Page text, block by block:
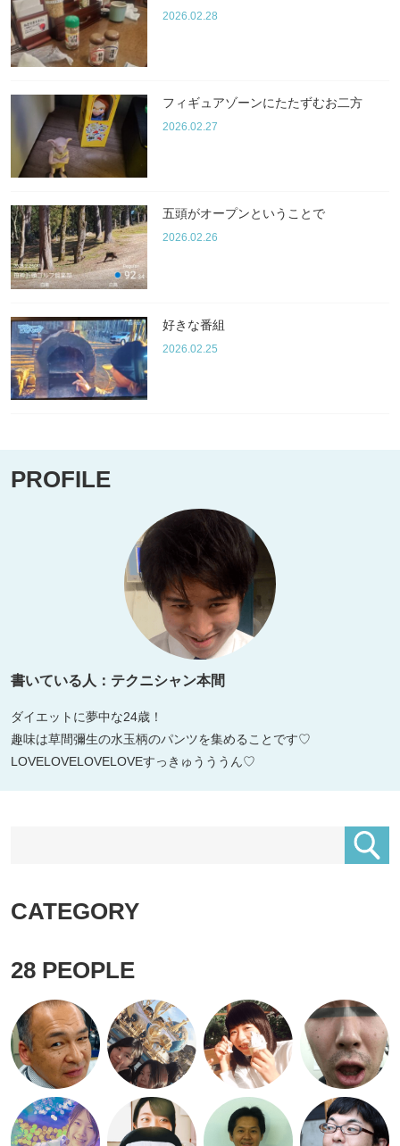
2026.02.28
フィギュアゾーンにたたずむお二方
2026.02.27
五頭がオープンということで
2026.02.26
好きな番組
2026.02.25
PROFILE
書いている人：テクニシャン本間
ダイエットに夢中な24歳！
趣味は草間彌生の水玉柄のパンツを集めることです♡
LOVELOVELOVELOVEすっきゅうううん♡
CATEGORY
28 PEOPLE